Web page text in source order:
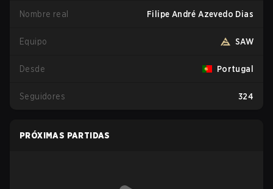
Nombre real Filipe André Azevedo Dias
Equipo SAW
Desde Portugal
Seguidores 324
PRÓXIMAS PARTIDAS